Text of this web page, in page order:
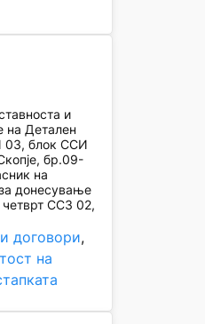
и
на Детален
03, блок ССИ
бр.09-
на
донесување
четврт ССЗ 02,
договори
на